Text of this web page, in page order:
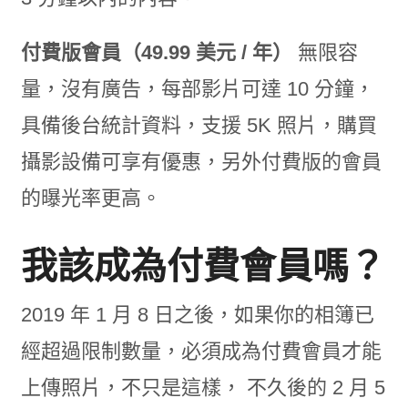
付費版會員（49.99 美元 / 年） 無限容
量，沒有廣告，每部影片可達 10 分鐘，
具備後台統計資料，支援 5K 照片，購買
攝影設備可享有優惠，另外付費版的會員
的曝光率更高。
我該成為付費會員嗎？
2019 年 1 月 8 日之後，如果你的相簿已
經超過限制數量，必須成為付費會員才能
上傳照片，不只是這樣， 不久後的 2 月 5